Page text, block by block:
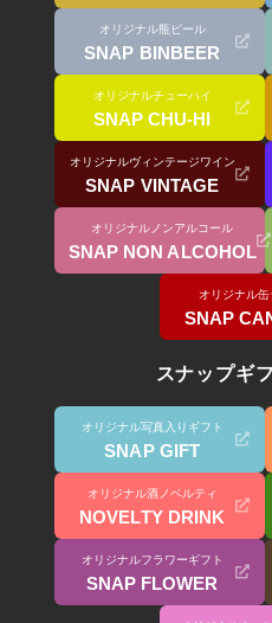
オリジナル瓶ビール
SNAP BINBEER
オリジナルチューハイ
SNAP CHU-HI
オリジナルヴィンテージワイン
SNAP VINTAGE
オリジナルノンアルコール
SNAP NON ALCOHOL
オリジナル缶
SNAP
スナップギ
オリジナル写真入りギフト
SNAP GIFT
オリジナル酒ノベルティ
NOVELTY DRINK
オリジナルフラワーギフト
SNAP FLOWER